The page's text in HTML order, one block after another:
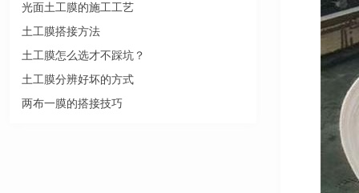
光面土工膜的施工工艺
土工膜搭接方法
土工膜怎么选才不踩坑？
土工膜分辨好坏的方式
两布一膜的搭接技巧